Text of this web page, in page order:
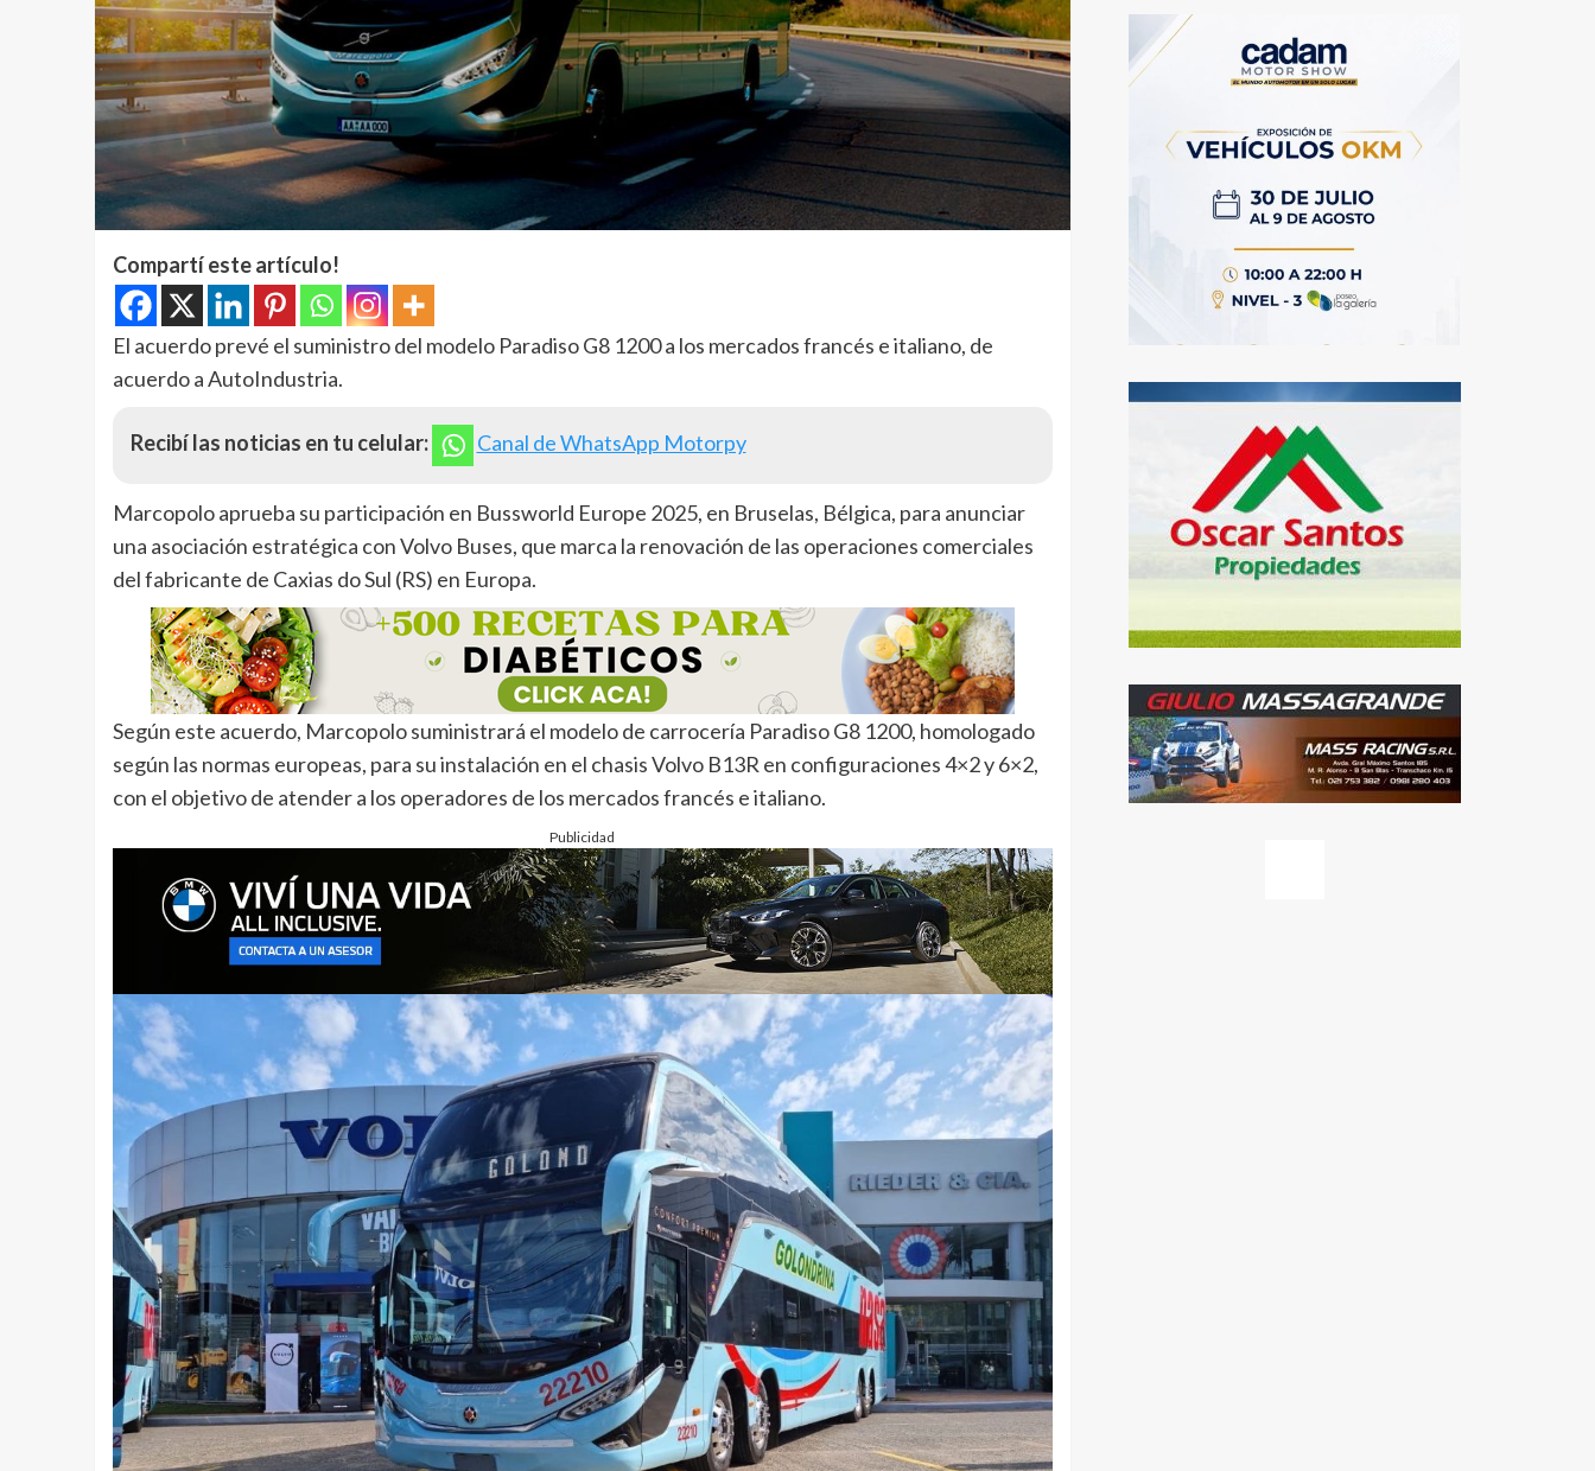
Compartí este artículo!
El acuerdo prevé el suministro del modelo Paradiso G8 1200 a los mercados francés e italiano, de
acuerdo a AutoIndustria.
Recibí las noticias en tu celular: Canal de WhatsApp Motorpy
Marcopolo aprueba su participación en Bussworld Europe 2025, en Bruselas, Bélgica, para anunciar
una asociación estratégica con Volvo Buses, que marca la renovación de las operaciones comerciales
del fabricante de Caxias do Sul (RS) en Europa.
Según este acuerdo, Marcopolo suministrará el modelo de carrocería Paradiso G8 1200, homologado
según las normas europeas, para su instalación en el chasis Volvo B13R en configuraciones 4×2 y 6×2,
con el objetivo de atender a los operadores de los mercados francés e italiano.
Publicidad